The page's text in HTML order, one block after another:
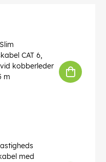
aluminium)
CAT 6,
kobberleder
m
med